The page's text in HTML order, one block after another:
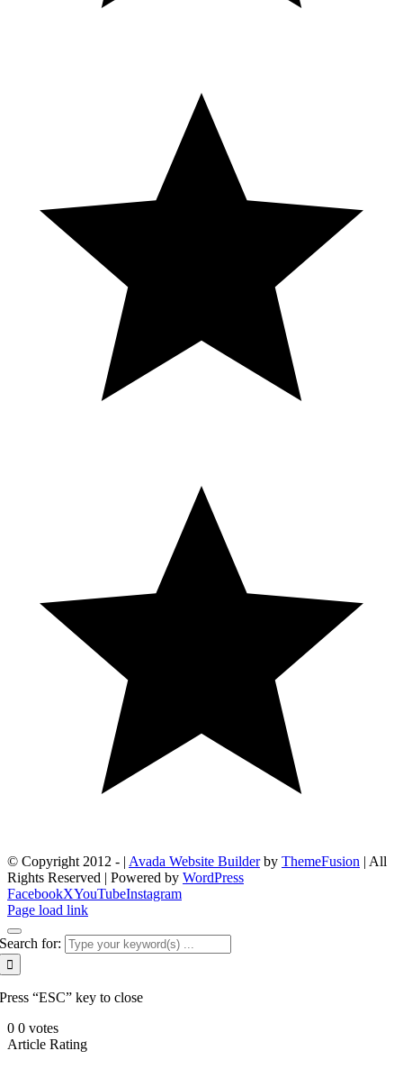
© Copyright 2012 - | Avada Website Builderby ThemeFusion | All
Rights Reserved | Powered by WordPress
FacebookXYouTubeInstagram
Page load link
Search for:
Press “ESC” key to close
0 0 votes
Article Rating